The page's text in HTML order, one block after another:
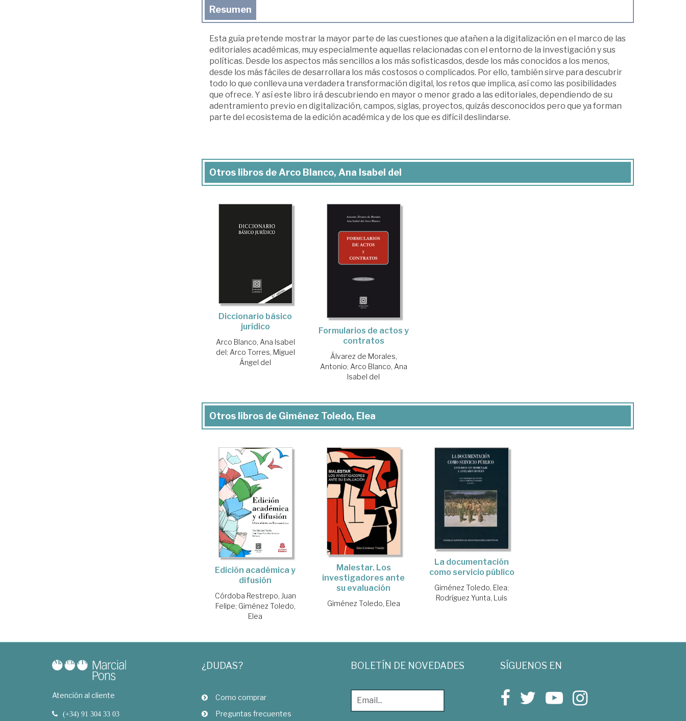
Resumen
Esta guía pretende mostrar la mayor parte de las cuestiones que atañen a la digitalización en el marco de las
editoriales académicas, muy especialmente aquellas relacionadas con el entorno de la investigación y sus
políticas. Desde los aspectos más sencillos a los más sofisticasdos, desde los más conocidos a los menos,
desde los más fáciles de desarrollara los más costosos o complicados. Por ello, también sirve para descubrir
todo lo que conlleva una verdadera transformación digital, los retos que implica, así como las posibilidades
que ofrece. Y así este libro irá descubriendo en mayor o menor grado a las editoriales, dependiendo de su
adentramiento previo en digitalización, campos, siglas, proyectos, quizás desconocidos pero que ya forman
parte del ecosistema de la edición académica y de los que es difícil deslindarse.
Otros libros de Arco Blanco, Ana Isabel del
Diccionario básico
jurídico
Arco Blanco, Ana Isabel
del; Arco Torres, Miguel
Ángel del
Formularios de actos y
contratos
Álvarez de Morales,
Antonio; Arco Blanco, Ana
Isabel del
Otros libros de Giménez Toledo, Elea
Edición académica y
difusión
Córdoba Restrepo, Juan
Felipe; Giménez Toledo,
Elea
Malestar. Los
investigadores ante
su evaluación
Giménez Toledo, Elea
La documentación
como servicio público
Giménez Toledo, Elea;
Rodríguez Yunta, Luis
Atención al cliente
(+34) 91 304 33 03
¿DUDAS?
Como comprar
Preguntas frecuentes
BOLETÍN DE NOVEDADES SÍGUENOS EN